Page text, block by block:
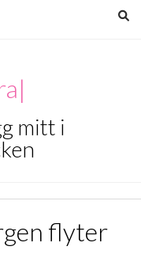
mitt i
flyter